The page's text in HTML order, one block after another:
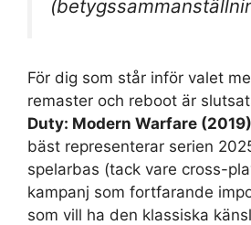
För dig som står inför valet
remaster och reboot är
Duty: Modern Warfare (2019)
bäst representerar serien
spelarbas (tack vare cross-
kampanj som fortfarande
som vill ha den klassiska